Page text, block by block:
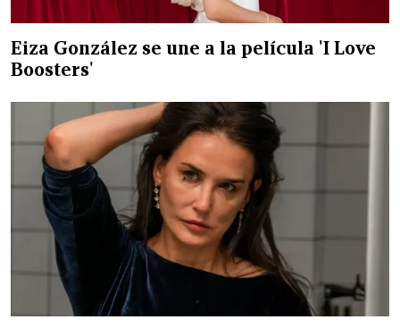
Eiza González se une a la película 'I Love
Boosters'